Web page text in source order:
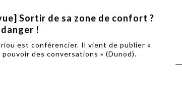
Sortir de sa zone de confort ?
!
est conférencier. Il vient de publier «
pouvoir des conversations » (Dunod).